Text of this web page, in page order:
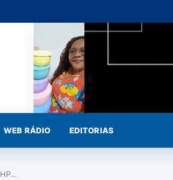
WEB RÁDIO EDITORIAS